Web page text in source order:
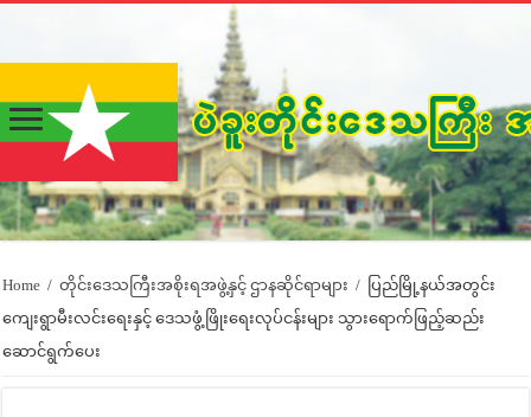
Home / တိုင်းဒေသကြီးအစိုးရအဖွဲ့နှင့် ဌာနဆိုင်ရာများ / ပြည်မြို့နယ်အတွင်း
ကျေးရွာမီးလင်းရေးနှင့် ဒေသဖွံ့ဖြိုးရေးလုပ်ငန်းများ သွားရောက်ဖြည့်ဆည်း
ဆောင်ရွက်ပေး